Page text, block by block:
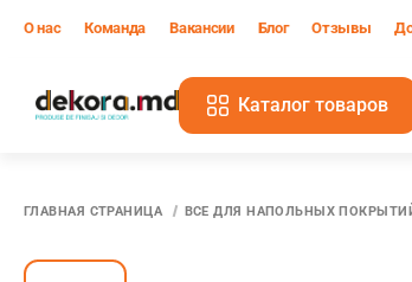
О нас Команда Вакансии Блог Отзывы
Каталог товаров
ГЛАВНАЯ СТРАНИЦА ВСЕ ДЛЯ НАПОЛЬНЫХ